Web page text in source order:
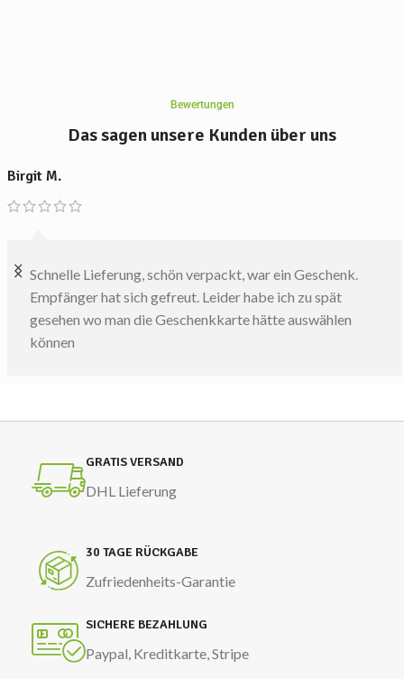
Bewertungen
Das sagen unsere Kunden über uns
Birgit M.
Schnelle Lieferung, schön verpackt, war ein Geschenk.
Empfänger hat sich gefreut. Leider habe ich zu spät
gesehen wo man die Geschenkkarte hätte auswählen
können
GRATIS VERSAND
DHL Lieferung
30 TAGE RÜCKGABE
Zufriedenheits-Garantie
SICHERE BEZAHLUNG
Paypal, Kreditkarte, Stripe